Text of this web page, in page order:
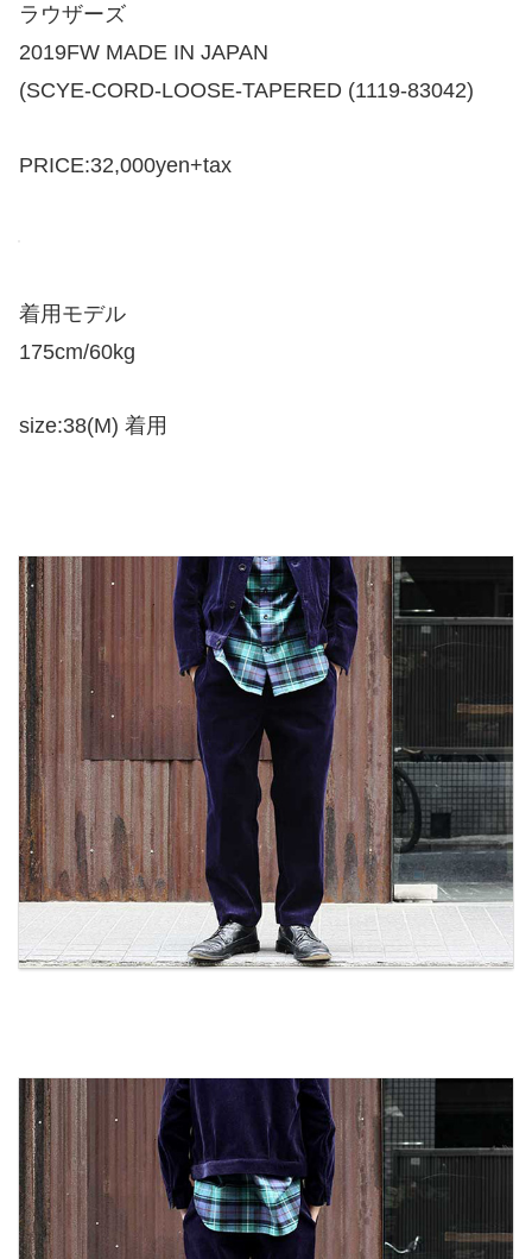
ラウザーズ
2019FW MADE IN JAPAN
(SCYE-CORD-LOOSE-TAPERED (1119-83042)
PRICE:32,000yen+tax
着用モデル
175cm/60kg
size:38(M) 着用